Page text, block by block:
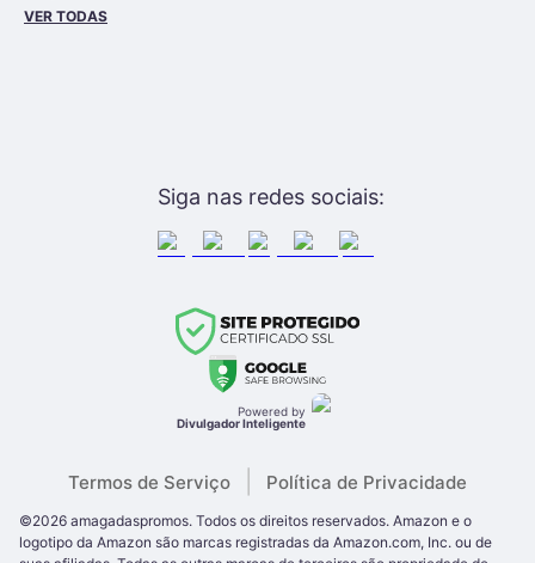
VER TODAS
Siga nas redes sociais:
Powered by
Divulgador Inteligente
Termos de Serviço Política de Privacidade
©2026 amagadaspromos. Todos os direitos reservados. Amazon e o
logotipo da Amazon são marcas registradas da Amazon.com, Inc. ou de